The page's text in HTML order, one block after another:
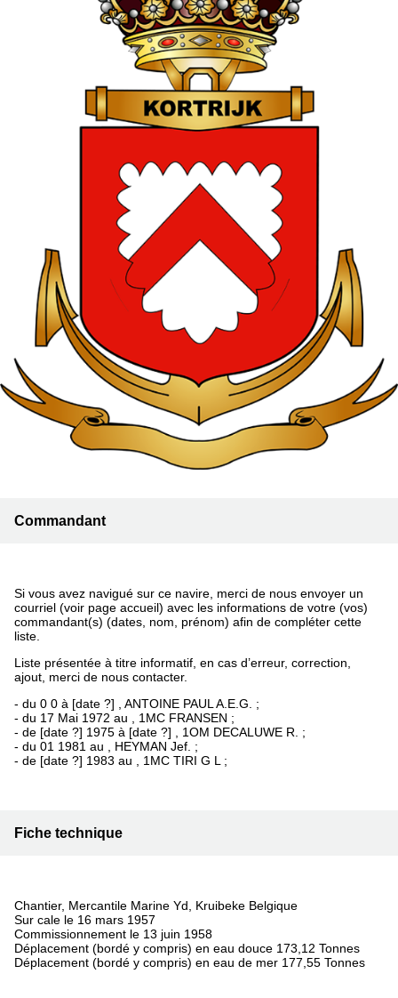
Commandant
Si vous avez navigué sur ce navire, merci de nous envoyer un
courriel (voir page accueil) avec les informations de votre (vos)
commandant(s) (dates, nom, prénom) afin de compléter cette
liste.
Liste présentée à titre informatif, en cas d’erreur, correction,
ajout, merci de nous contacter.
- du 0 0 à [date ?] , ANTOINE PAUL A.E.G. ;
- du 17 Mai 1972 au , 1MC FRANSEN ;
- de [date ?] 1975 à [date ?] , 1OM DECALUWE R. ;
- du 01 1981 au , HEYMAN Jef. ;
- de [date ?] 1983 au , 1MC TIRI G L ;
Fiche technique
Chantier, Mercantile Marine Yd, Kruibeke Belgique
Sur cale le 16 mars 1957
Commissionnement le 13 juin 1958
Déplacement (bordé y compris) en eau douce 173,12 Tonnes
Déplacement (bordé y compris) en eau de mer 177,55 Tonnes